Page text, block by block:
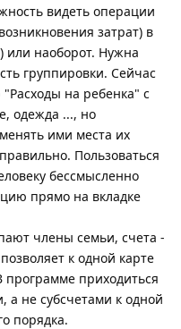
видеть операции
затрат) в
или наоборот. Нужна
группировки. Сейчас
на ребенка" с
одежда ..., но
ими места их
Пользоваться
бессмысленно
прямо на вкладке
члены семьи, счета -
к одной карте
программе приходиться
а не субсчетами к одной
порядка.